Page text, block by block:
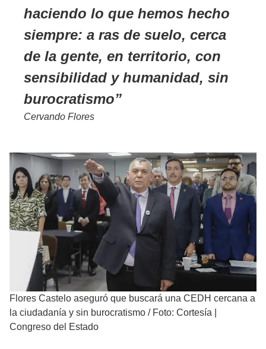
haciendo lo que hemos hecho
siempre: a ras de suelo, cerca
de la gente, en territorio, con
sensibilidad y humanidad, sin
burocratismo
Cervando Flores
Flores Castelo aseguró que buscará una CEDH cercana a
la ciudadanía y sin burocratismo / Foto: Cortesía |
Congreso del Estado